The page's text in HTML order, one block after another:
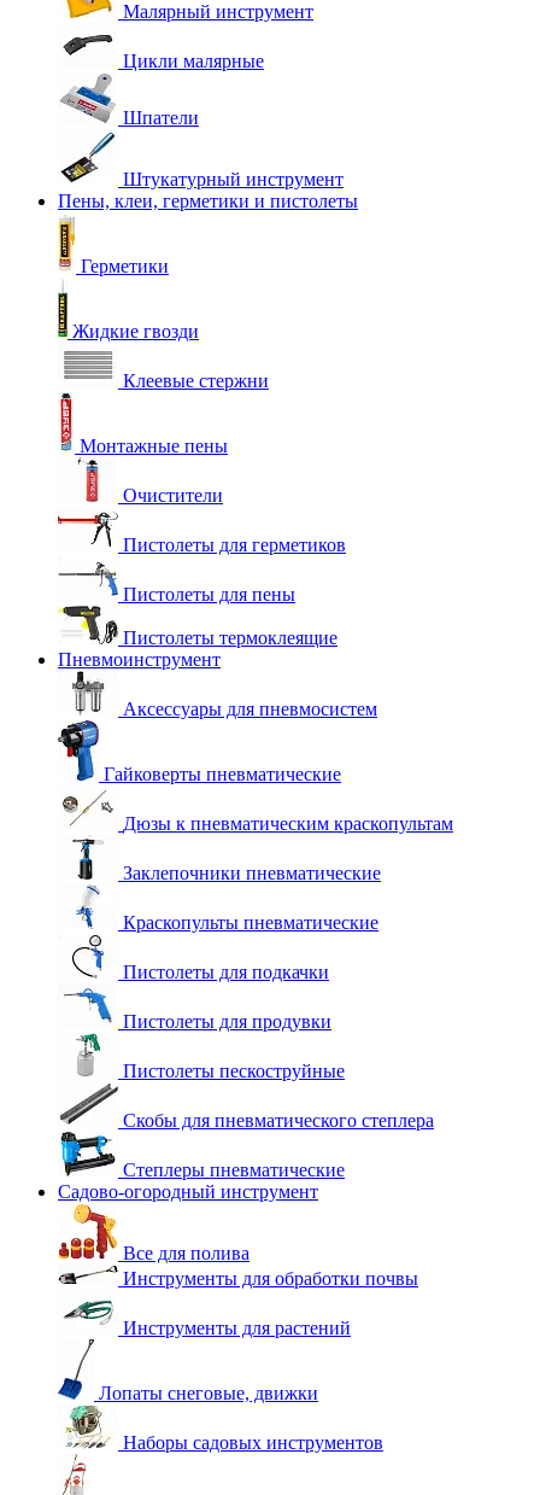
Малярный инструмент
Цикли малярные
Шпатели
Штукатурный инструмент
Пены, клеи, герметики и пистолеты
Герметики
Жидкие гвозди
Клеевые стержни
Монтажные пены
Очистители
Пистолеты для герметиков
Пистолеты для пены
Пистолеты термоклеящие
Пневмоинструмент
Аксессуары для пневмосистем
Гайковерты пневматические
Дюзы к пневматическим краскопультам
Заклепочники пневматические
Краскопульты пневматические
Пистолеты для подкачки
Пистолеты для продувки
Пистолеты пескоструйные
Скобы для пневматического степлера
Степлеры пневматические
Садово-огородный инструмент
Все для полива
Инструменты для обработки почвы
Инструменты для растений
Лопаты снеговые, движки
Наборы садовых инструментов